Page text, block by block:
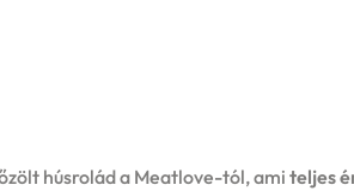
húsrolád a Meatlove-tól, ami teljes